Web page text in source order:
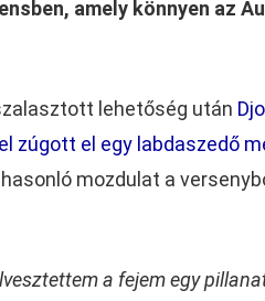
amely könnyen az
lehetőség után
zúgott el egy labdaszedő
mozdulat a
a fejem egy